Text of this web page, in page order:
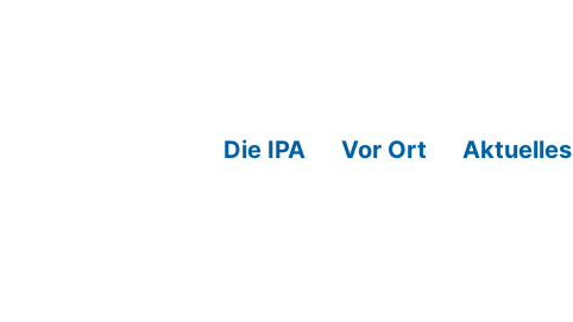
Die IPA Vor Ort Aktuelles